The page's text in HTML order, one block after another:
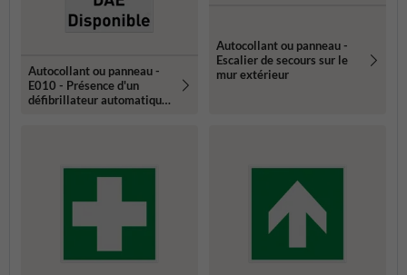
Autocollant ou panneau -
E010 - Présence d'un
défibrillateur automatique
Autocollant ou panneau -
Escalier de secours sur le
mur extérieur